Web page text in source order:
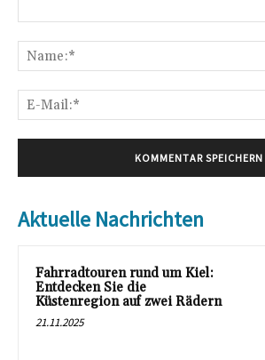
Aktuelle Nachrichten
Fahrradtouren rund um Kiel:
Entdecken Sie die
Küstenregion auf zwei Rädern
21.11.2025